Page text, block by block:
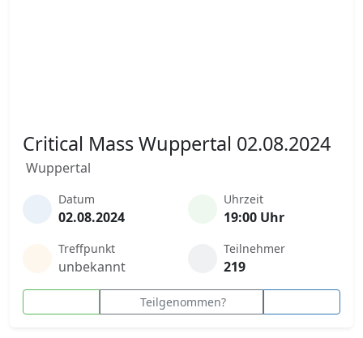
Critical Mass Wuppertal 02.08.2024
Wuppertal
Datum
02.08.2024
Uhrzeit
19:00 Uhr
Treffpunkt
unbekannt
Teilnehmer
219
Teilgenommen?